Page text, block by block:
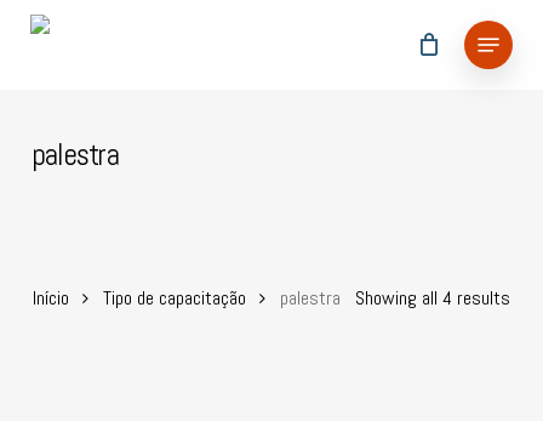
Menu
palestra
Showing all 4 results
Início Tipo de capacitação palestra